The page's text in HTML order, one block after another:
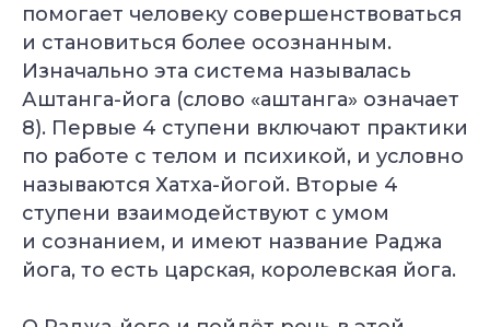
помогает человеку совершенствоваться
и становиться более осознанным.
Изначально эта система называлась
Аштанга-йога (слово «аштанга» означает
8). Первые 4 ступени включают практики
по работе с телом и психикой, и условно
называются Хатха-йогой. Вторые 4
ступени взаимодействуют с умом
и сознанием, и имеют название Раджа
йога, то есть царская, королевская йога.